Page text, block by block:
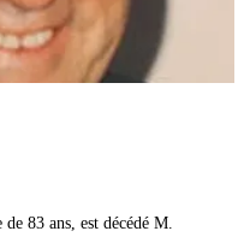
83 ans, est décédé M.